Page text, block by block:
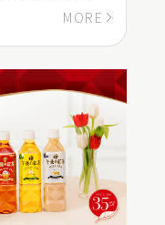
MORE